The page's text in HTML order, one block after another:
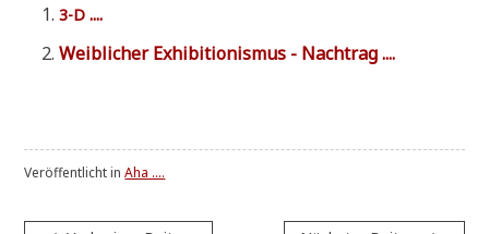
3-D ....
Weib­li­cher Exhi­bi­tio­nis­mus - Nachtrag ....
Veröffentlicht inAha ....